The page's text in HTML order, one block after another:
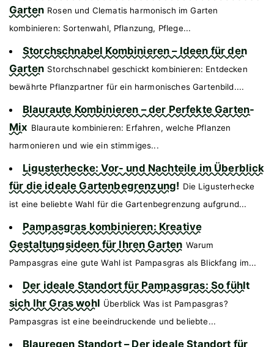
Garten Rosen und Clematis harmonisch im Garten
kombinieren: Sortenwahl, Pflanzung, Pflege...
Storchschnabel Kombinieren – Ideen für den
Garten Storchschnabel geschickt kombinieren: Entdecken
bewährte Pflanzpartner für ein harmonisches Gartenbild....
Blauraute Kombinieren – der Perfekte Garten-
Mix Blauraute kombinieren: Erfahren, welche Pflanzen
harmonieren und wie ein stimmiges...
Ligusterhecke: Vor- und Nachteile im Überblick
für die ideale Gartenbegrenzung! Die Ligusterhecke
ist eine beliebte Wahl für die Gartenbegrenzung aufgrund...
Pampasgras kombinieren: Kreative
Gestaltungsideen für Ihren Garten Warum
Pampasgras eine gute Wahl ist Pampasgras als Blickfang im...
Der ideale Standort für Pampasgras: So fühlt
sich Ihr Gras wohl Überblick Was ist Pampasgras?
Pampasgras ist eine beeindruckende und beliebte...
Blauregen Standort – Der ideale Standort für